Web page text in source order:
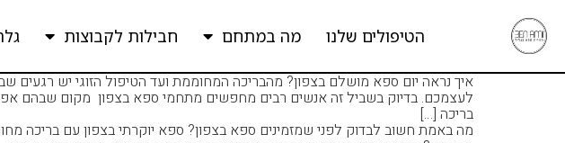
הטיפולים שלנו מה במתחם חבילות לקבוצות
איך נראה יום ספא מושלם בצפון? מהבריכה המחוממת ועד הטיפול הזוגי יש
לעצמכם. בדיוק בשביל זה אנשים רבים מחפשים מתחמי ספא בצפון מקום שבהם
בריכה […]
מה באמת חשוב לבדוק לפני שמזמינים ספא בצפון? ספא יוקרתי בצפון עם בריכה